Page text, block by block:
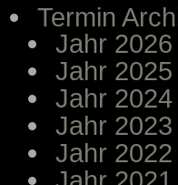
Termin
Jahr 2026
Jahr 2025
Jahr 2024
Jahr 2023
Jahr 2022